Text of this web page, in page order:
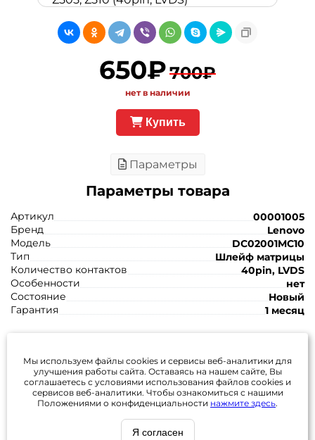
Мы используем файлы cookies и сервисы веб-аналитики для
улучшения работы сайта. Оставаясь на нашем сайте, Вы
соглашаетесь с условиями использования файлов cookies и
сервисов веб-аналитики. Чтобы ознакомиться с нашими
Положениями о конфиденциальности нажмите здесь.
Я согласен
650₽700₽
нет в наличии
Купить
Параметры
Параметры товара
Артикул
00001005
Бренд
Lenovo
Модель
DC02001MC10
Тип
Шлейф матрицы
Количество контактов
40pin, LVDS
Особенности
нет
Состояние
Новый
Гарантия
1 месяц
г. Пенза, ул. 8 марта 7Б, 3-й этаж, офис 11Б
Режим работы: Пн-Сб 10:00 - 19:00